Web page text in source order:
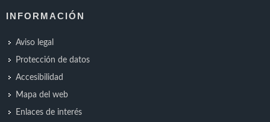
INFORMACIÓN
Aviso legal
Protección de datos
Accesibilidad
Mapa del web
Enlaces de interés